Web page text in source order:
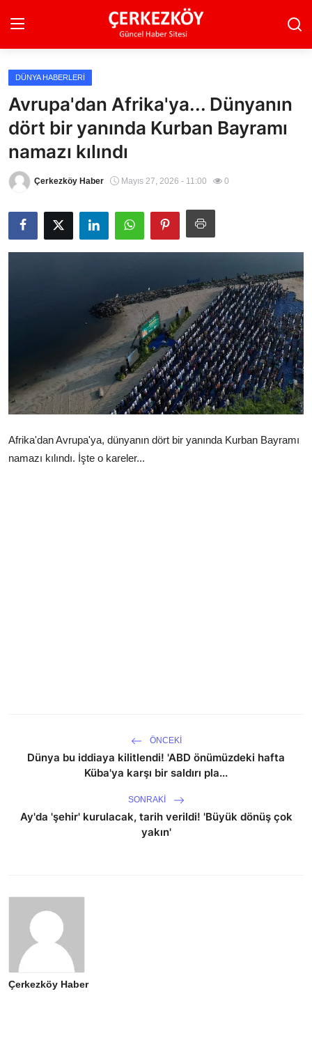
Ana Sayfa
Son Dakika
Ekonomi Haberleri
Magazin Haberleri
Spor Haberleri
DÜNYA HABERLERI
Avrupa'dan Afrika'ya... Dünyanın
dört bir yanında Kurban Bayramı
namazı kılındı
Çerkezköy Haber Mayıs 27, 2026 - 11:00 0
Afrika'dan Avrupa'ya, dünyanın dört bir yanında Kurban Bayramı
namazı kılındı. İşte o kareler...
ÖNCEKI
Dünya bu iddiaya kilitlendi! 'ABD önümüzdeki hafta
Küba'ya karşı bir saldırı pla...
SONRAKI
Ay'da 'şehir' kurulacak, tarih verildi! 'Büyük dönüş çok
yakın'
Çerkezköy Haber